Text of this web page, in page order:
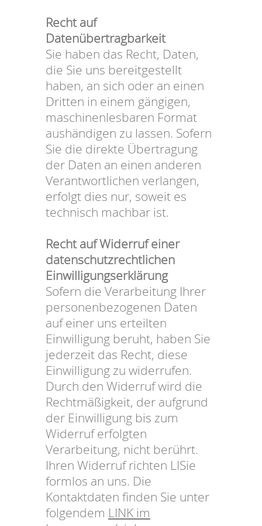
Recht auf
Datenübertragbarkeit
Sie haben das Recht, Daten,
die Sie uns bereitgestellt
haben, an sich oder an einen
Dritten in einem gängigen,
maschinenlesbaren Format
aushändigen zu lassen. Sofern
Sie die direkte Übertragung
der Daten an einen anderen
Verantwortlichen verlangen,
erfolgt dies nur, soweit es
technisch machbar ist.
Recht auf Widerruf einer
datenschutzrechtlichen
Einwilligungserklärung
Sofern die Verarbeitung Ihrer
personenbezogenen Daten
auf einer uns erteilten
Einwilligung beruht, haben Sie
jederzeit das Recht, diese
Einwilligung zu widerrufen.
Durch den Widerruf wird die
Rechtmäßigkeit, der aufgrund
der Einwilligung bis zum
Widerruf erfolgten
Verarbeitung, nicht berührt.
Ihren Widerruf richten LISie
formlos an uns. Die
Kontaktdaten finden Sie unter
folgendem LINK im